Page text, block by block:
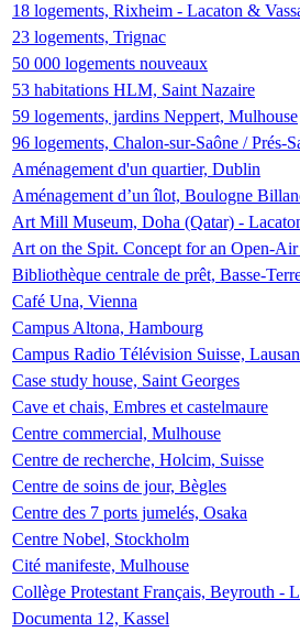
18 logements, Rixheim - Lacaton &
23 logements, Trignac
50 000 logements nouveaux
53 habitations HLM, Saint Nazaire
59 logements, jardins Neppert, Mulhouse
96 logements, Chalon-sur-Saône / Prés-
Aménagement d'un quartier, Dublin
Aménagement d’un îlot, Boulogne
Art Mill Museum, Doha (Qatar) -
Art on the Spit. Concept for an Open-
Bibliothèque centrale de prêt, Basse-
Café Una, Vienna
Campus Altona, Hambourg
Campus Radio Télévision Suisse,
Case study house, Saint Georges
Cave et chais, Embres et castelmaure
Centre commercial, Mulhouse
Centre de recherche, Holcim, Suisse
Centre de soins de jour, Bègles
Centre des 7 ports jumelés, Osaka
Centre Nobel, Stockholm
Cité manifeste, Mulhouse
Collège Protestant Français, Beyrouth -
Documenta 12, Kassel